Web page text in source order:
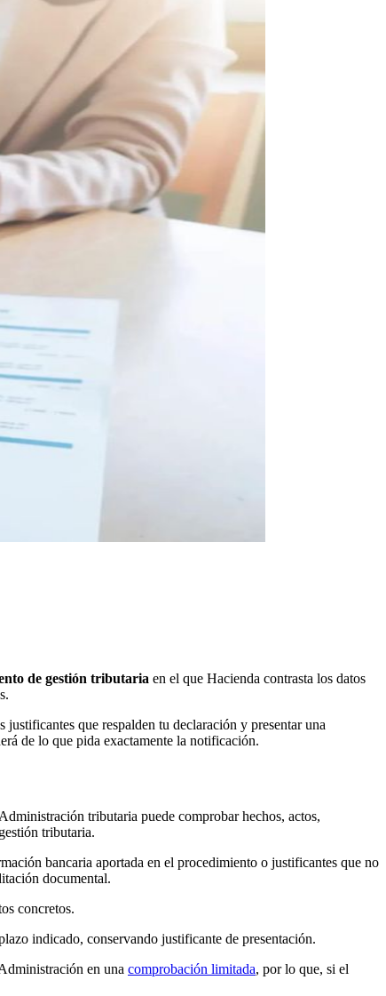
de gestión tributaria en el que Hacienda contrasta los datos
que respalden tu declaración y presentar una
de lo que pida exactamente la notificación.
tributaria puede comprobar hechos, actos,
tributaria.
bancaria aportada en el procedimiento o justificantes que no
documental.
concretos.
indicado, conservando justificante de presentación.
en una comprobación limitada, por lo que, si el